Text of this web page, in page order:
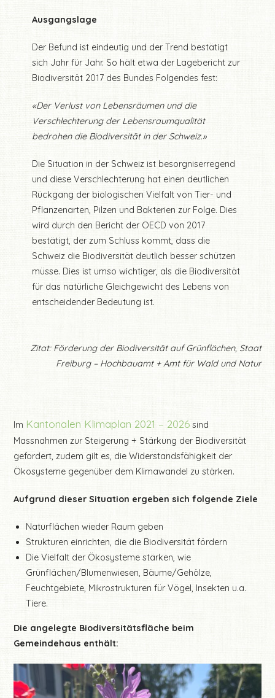
Ausgangslage
Der Befund ist eindeutig und der Trend bestätigt
sich Jahr für Jahr. So hält etwa der Lagebericht zur
Biodiversität 2017 des Bundes Folgendes fest:
«Der Verlust von Lebensräumen und die
Verschlechterung der Lebensraumqualität
bedrohen die Biodiversität in der Schweiz.»
Die Situation in der Schweiz ist besorgniserregend
und diese Verschlechterung hat einen deutlichen
Rückgang der biologischen Vielfalt von Tier- und
Pflanzenarten, Pilzen und Bakterien zur Folge. Dies
wird durch den Bericht der OECD von 2017
bestätigt, der zum Schluss kommt, dass die
Schweiz die Biodiversität deutlich besser schützen
müsse. Dies ist umso wichtiger, als die Biodiversität
für das natürliche Gleichgewicht des Lebens von
entscheidender Bedeutung ist.
Zitat: Förderung der Biodiversität auf Grünflächen, Staat
Freiburg – Hochbauamt + Amt für Wald und Natur
Im Kantonalen Klimaplan 2021 – 2026 sind
Massnahmen zur Steigerung + Stärkung der Biodiversität
gefordert, zudem gilt es, die Widerstandsfähigkeit der
Ökosysteme gegenüber dem Klimawandel zu stärken.
Aufgrund dieser Situation ergeben sich folgende Ziele
Naturflächen wieder Raum geben
Strukturen einrichten, die die Biodiversität fördern
Die Vielfalt der Ökosysteme stärken, wie
Grünflächen/Blumenwiesen, Bäume/Gehölze,
Feuchtgebiete, Mikrostrukturen für Vögel, Insekten u.a.
Tiere.
Die angelegte Biodiversitätsfläche beim
Gemeindehaus enthält: